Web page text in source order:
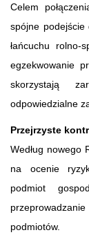
Celem
spójne podejście
łańcuchu rolno-
egzekwowanie
skorzystają
odpowiedzialne
Przejrzyste
Według nowego
na ocenie
podmiot
podmiotów.